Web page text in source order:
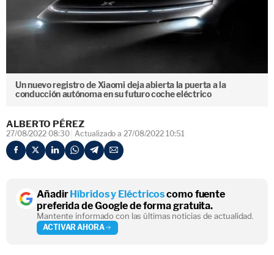
Un nuevo registro de Xiaomi deja abierta la puerta a la
conducción autónoma en su futuro coche eléctrico
ALBERTO PÉREZ
27/08/2022 08:30 Actualizado a 27/08/2022 10:51
AñadirHíbridos y Eléctricoscomo fuente
preferida de Google de forma gratuita.
Mantente informado con las últimas noticias de actualidad.
ACTIVAR AHORA